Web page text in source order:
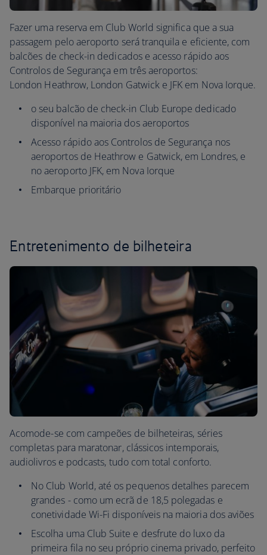
Fazer uma reserva em Club World significa que a sua
passagem pelo aeroporto será tranquila e eficiente, com
balcões de check-in dedicados e acesso rápido aos
Controlos de Segurança em três aeroportos:
London Heathrow, London Gatwick e JFK em Nova Iorque.
o seu balcão de check-in Club Europe dedicado
disponível na maioria dos aeroportos
Acesso rápido aos Controlos de Segurança nos
aeroportos de Heathrow e Gatwick, em Londres, e
no aeroporto JFK, em Nova Iorque
Embarque prioritário
Entretenimento de bilheteira
Acomode-se com campeões de bilheteiras, séries
completas para maratonar, clássicos intemporais,
audiolivros e podcasts, tudo com total conforto.
No Club World, até os pequenos detalhes parecem
grandes - como um ecrã de 18,5 polegadas e
conetividade Wi-Fi disponíveis na maioria dos aviões
Escolha uma Club Suite e desfrute do luxo da
primeira fila no seu próprio cinema privado, perfeito